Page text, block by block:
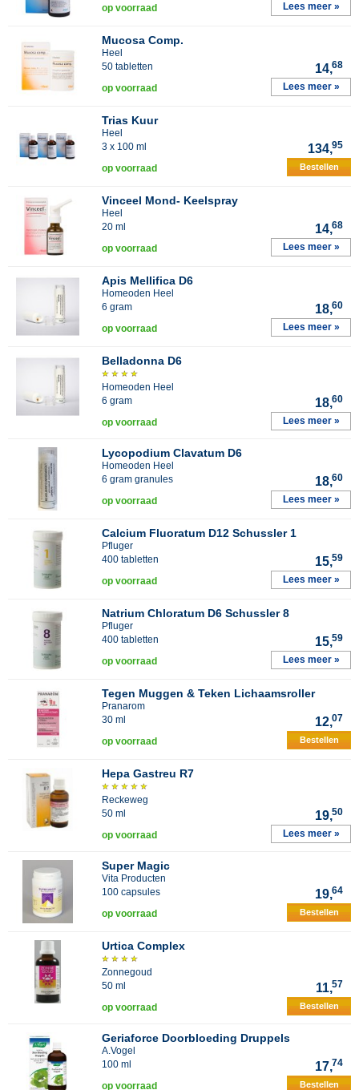
op voorraad Lees meer »
Mucosa Comp.
Heel
50 tabletten
14,68
op voorraad Lees meer »
Trias Kuur
Heel
3 x 100 ml
134,95
op voorraad Bestellen
Vinceel Mond- Keelspray
Heel
20 ml
14,68
op voorraad Lees meer »
Apis Mellifica D6
Homeoden Heel
6 gram
18,60
op voorraad Lees meer »
Belladonna D6
Homeoden Heel
6 gram
18,60
op voorraad Lees meer »
Lycopodium Clavatum D6
Homeoden Heel
6 gram granules
18,60
op voorraad Lees meer »
Calcium Fluoratum D12 Schussler 1
Pfluger
400 tabletten
15,59
op voorraad Lees meer »
Natrium Chloratum D6 Schussler 8
Pfluger
400 tabletten
15,59
op voorraad Lees meer »
Tegen Muggen & Teken Lichaamsroller
Pranarom
30 ml
12,07
op voorraad Bestellen
Hepa Gastreu R7
Reckeweg
50 ml
19,50
op voorraad Lees meer »
Super Magic
Vita Producten
100 capsules
19,64
op voorraad Bestellen
Urtica Complex
Zonnegoud
50 ml
11,57
op voorraad Bestellen
Geriaforce Doorbloeding Druppels
A.Vogel
100 ml
17,74
op voorraad Bestellen